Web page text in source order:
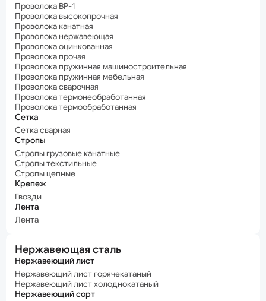
Проволока ВР-1
Проволока высокопрочная
Проволока канатная
Проволока нержавеющая
Проволока оцинкованная
Проволока прочая
Проволока пружинная машиностроительная
Проволока пружинная мебельная
Проволока сварочная
Проволока термонеобработанная
Проволока термообработанная
Сетка
Сетка сварная
Стропы
Стропы грузовые канатные
Стропы текстильные
Стропы цепные
Крепеж
Гвозди
Лента
Лента
Нержавеющая сталь
Нержавеющий лист
Нержавеющий лист горячекатаный
Нержавеющий лист холоднокатаный
Нержавеющий сорт